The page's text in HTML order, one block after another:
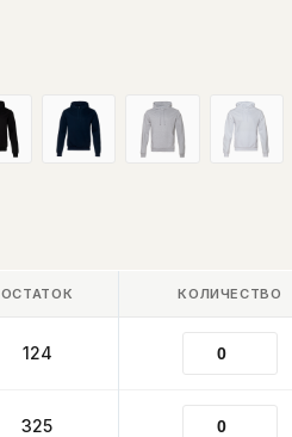
ОСТАТОК КОЛИЧЕСТВО
124
325